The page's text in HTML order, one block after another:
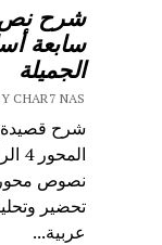
شرح نص
سابعة
الجميلة
CHAR7 NAS
تحضير
عربية...